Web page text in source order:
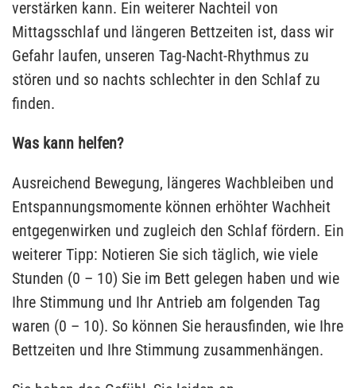
verstärken kann. Ein weiterer Nachteil von
Mittagsschlaf und längeren Bettzeiten ist, dass wir
Gefahr laufen, unseren Tag-Nacht-Rhythmus zu
stören und so nachts schlechter in den Schlaf zu
finden.
Was kann helfen?
Ausreichend Bewegung, längeres Wachbleiben und
Entspannungsmomente können erhöhter Wachheit
entgegenwirken und zugleich den Schlaf fördern. Ein
weiterer Tipp: Notieren Sie sich täglich, wie viele
Stunden (0 – 10) Sie im Bett gelegen haben und wie
Ihre Stimmung und Ihr Antrieb am folgenden Tag
waren (0 – 10). So können Sie herausfinden, wie Ihre
Bettzeiten und Ihre Stimmung zusammenhängen.